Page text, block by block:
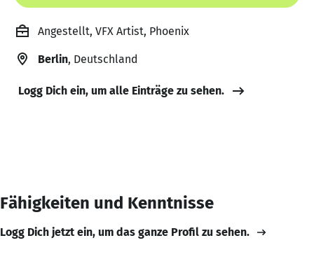
Angestellt, VFX Artist, Phoenix
Berlin, Deutschland
Logg Dich ein, um alle Einträge zu sehen.
Fähigkeiten und Kenntnisse
Logg Dich jetzt ein, um das ganze Profil zu sehen.